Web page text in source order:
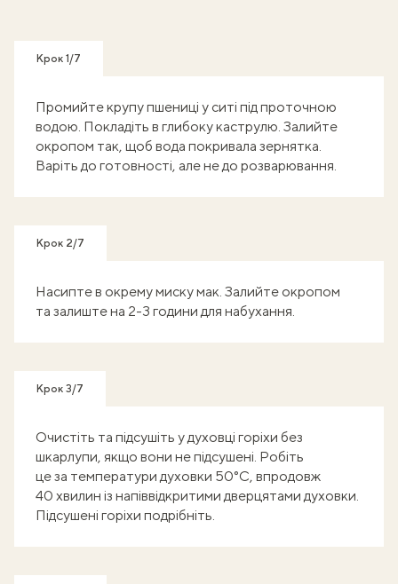
Крок 1/7
Промийте крупу пшениці у ситі під проточною
водою. Покладіть в глибоку каструлю. Залийте
окропом так, щоб вода покривала зернятка.
Варіть до готовності, але не до розварювання.
Крок 2/7
Насипте в окрему миску мак. Залийте окропом
та залиште на 2-3 години для набухання.
Крок 3/7
Очистіть та підсушіть у духовці горіхи без
шкарлупи, якщо вони не підсушені. Робіть
це за температури духовки 50°С, впродовж
40 хвилин із напіввідкритими дверцятами духовки.
Підсушені горіхи подрібніть.